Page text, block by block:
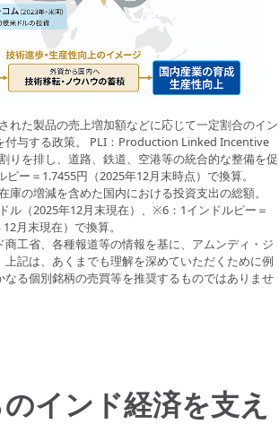
れた製品の売上増加額などに応じて一定割合のイン
付与する政策。 PLI：Production Linked Incentive
りを排し、道路、鉄道、空港等の統合的な整備を促
ー＝1.7455円（2025年12月末時点）で換算。
の増減を含めた国内における投資支出の総額。
ル（2025年12月末現在）、※6：1インドルピー＝
月末現在）で換算。
工省、各種報道等の情報を基に、アムンディ・ジ
上記は、あくまでも理解を深めていただくために例
る個別銘柄の売買等を推奨するものではありませ
インド経済を支え